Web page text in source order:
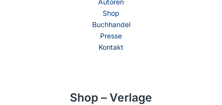
Autoren
Shop
Buchhandel
Presse
Kontakt
Shop – Verlage